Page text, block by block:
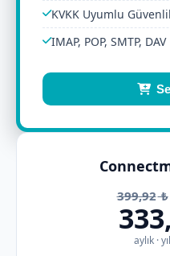
KVKK Uyumlu
IMAP, POP, SMTP, DAV
399,92₺
aylık ·